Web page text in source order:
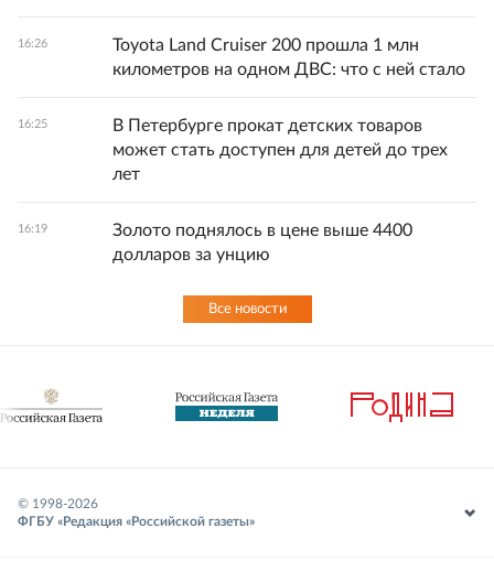
16:26
Toyota Land Cruiser 200 прошла 1 млн
километров на одном ДВС: что с ней стало
16:25
В Петербурге прокат детских товаров
может стать доступен для детей до трех
лет
16:19
Золото поднялось в цене выше 4400
долларов за унцию
Все новости
© 1998-2026
ФГБУ «Редакция «Российской газеты»